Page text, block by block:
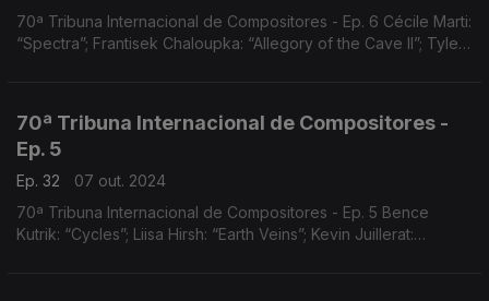
70ª Tribuna Internacional de Compositores - Ep. 6 Cécile Marti:
“Spectra”; Frantisek Chaloupka: “Allegory of the Cave II”; Tyler
70ª Tribuna Internacional de Compositores -
Ep. 5
Ep. 32
07 out. 2024
70ª Tribuna Internacional de Compositores - Ep. 5 Bence
Kutrik: “Cycles”; Liisa Hirsh: “Earth Veins”; Kevin Juillerat: